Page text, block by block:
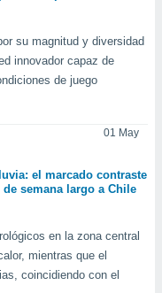
su magnitud y diversidad
innovador capaz de
de juego
01 May
el marcado contraste
semana largo a Chile
en la zona central
mientras que el
coincidiendo con el